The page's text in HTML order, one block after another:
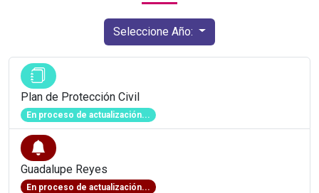
Seleccione Año:
Plan de Protección Civil
En proceso de actualización...
Guadalupe Reyes
En proceso de actualización...